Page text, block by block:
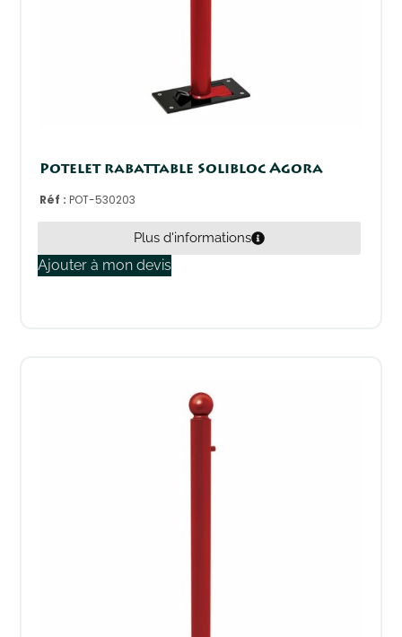
Potelet rabattable Solibloc Agora
Réf :POT-530203
Plus d'informations
Ajouter à mon devis